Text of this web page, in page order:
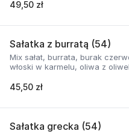
49,50 zł
Sałatka z burratą (54)
Mix sałat, burrata, burak czerwony
włoski w karmelu, oliwa z
45,50 zł
Sałatka grecka (54)